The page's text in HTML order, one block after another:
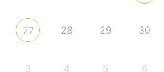
27 28 29 30
3 4 5 6